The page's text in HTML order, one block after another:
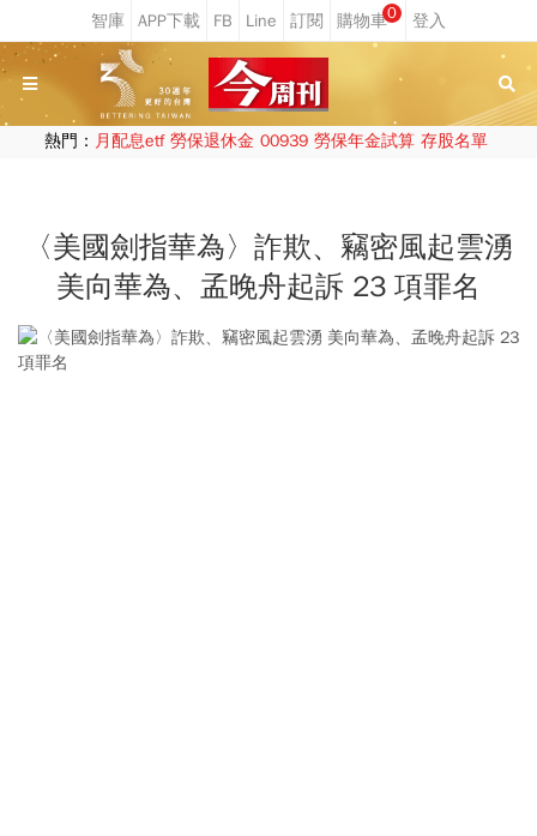
0
熱門： 月配息etf 勞保退休金 00939 勞保年金試算 存股名單
〈美國劍指華為〉詐欺、竊密風起雲湧
美向華為、孟晚舟起訴 23 項罪名